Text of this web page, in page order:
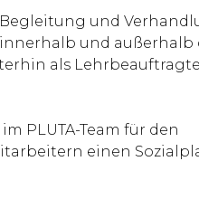
und
und außerhalb
als
PLUTA-Team für den
einen